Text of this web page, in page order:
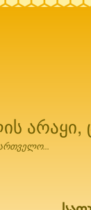
Skip
არაყი,